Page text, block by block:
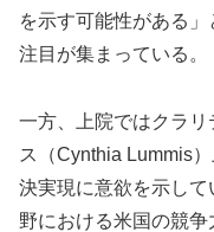
を示す可能性がある
注目が集まっている。
一方、上院ではクラリ
ス（Cynthia Lummis
決実現に意欲を示し
野における米国の競